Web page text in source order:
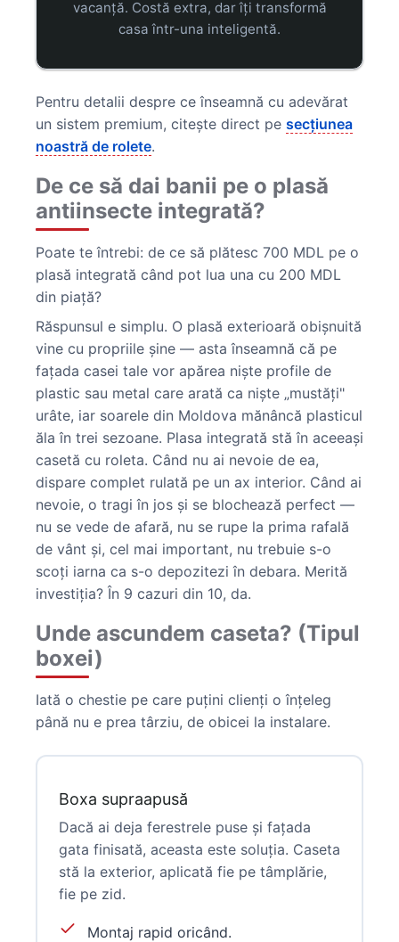
vacanță. Costă extra, dar îți transformă
casa într-una inteligentă.
Pentru detalii despre ce înseamnă cu adevărat
un sistem premium, citește direct pe secțiunea
noastră de rolete.
De ce să dai banii pe o plasă
antiinsecte integrată?
Poate te întrebi: de ce să plătesc 700 MDL pe o
plasă integrată când pot lua una cu 200 MDL
din piață?
Răspunsul e simplu. O plasă exterioară obișnuită
vine cu propriile șine — asta înseamnă că pe
fațada casei tale vor apărea niște profile de
plastic sau metal care arată ca niște „mustăți"
urâte, iar soarele din Moldova mănâncă plasticul
ăla în trei sezoane. Plasa integrată stă în aceeași
casetă cu roleta. Când nu ai nevoie de ea,
dispare complet rulată pe un ax interior. Când ai
nevoie, o tragi în jos și se blochează perfect —
nu se vede de afară, nu se rupe la prima rafală
de vânt și, cel mai important, nu trebuie s-o
scoți iarna ca s-o depozitezi în debara. Merită
investiția? În 9 cazuri din 10, da.
Unde ascundem caseta? (Tipul
boxei)
Iată o chestie pe care puțini clienți o înțeleg
până nu e prea târziu, de obicei la instalare.
Boxa supraapusă
Dacă ai deja ferestrele puse și fațada
gata finisată, aceasta este soluția. Caseta
stă la exterior, aplicată fie pe tâmplărie,
fie pe zid.
Montaj rapid oricând.